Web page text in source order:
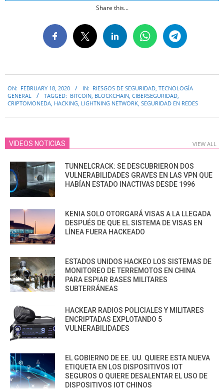
Share this...
02-
18
ON: FEBRUARY 18, 2020 IN: RIESGOS DE SEGURIDAD, TECNOLOGÍA
GENERAL
TAGGED: BITCOIN, BLOCKCHAIN, CIBERSEGURIDAD,
CRIPTOMONEDA, HACKING, LIGHTNING NETWORK, SEGURIDAD EN REDES
VIDEOS NOTICIAS VIEW ALL
TUNNELCRACK: SE DESCUBRIERON DOS
VULNERABILIDADES GRAVES EN LAS VPN QUE
HABÍAN ESTADO INACTIVAS DESDE 1996
KENIA SOLO OTORGARÁ VISAS A LA LLEGADA
DESPUÉS DE QUE EL SISTEMA DE VISAS EN
LÍNEA FUERA HACKEADO
ESTADOS UNIDOS HACKEO LOS SISTEMAS DE
MONITOREO DE TERREMOTOS EN CHINA
PARA ESPIAR BASES MILITARES
SUBTERRÁNEAS
HACKEAR RADIOS POLICIALES Y MILITARES
ENCRIPTADAS EXPLOTANDO 5
VULNERABILIDADES
EL GOBIERNO DE EE. UU. QUIERE ESTA NUEVA
ETIQUETA EN LOS DISPOSITIVOS IOT
SEGUROS O QUIERE DESALENTAR EL USO DE
DISPOSITIVOS IOT CHINOS